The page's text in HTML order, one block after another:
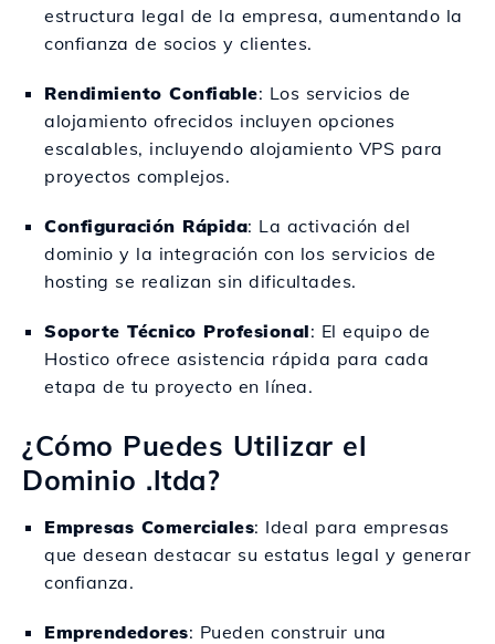
estructura legal de la empresa, aumentando la
confianza de socios y clientes.
Rendimiento Confiable: Los servicios de
alojamiento ofrecidos incluyen opciones
escalables, incluyendo alojamiento VPS para
proyectos complejos.
Configuración Rápida: La activación del
dominio y la integración con los servicios de
hosting se realizan sin dificultades.
Soporte Técnico Profesional: El equipo de
Hostico ofrece asistencia rápida para cada
etapa de tu proyecto en línea.
¿Cómo Puedes Utilizar el
Dominio .ltda?
Empresas Comerciales: Ideal para empresas
que desean destacar su estatus legal y generar
confianza.
Emprendedores: Pueden construir una